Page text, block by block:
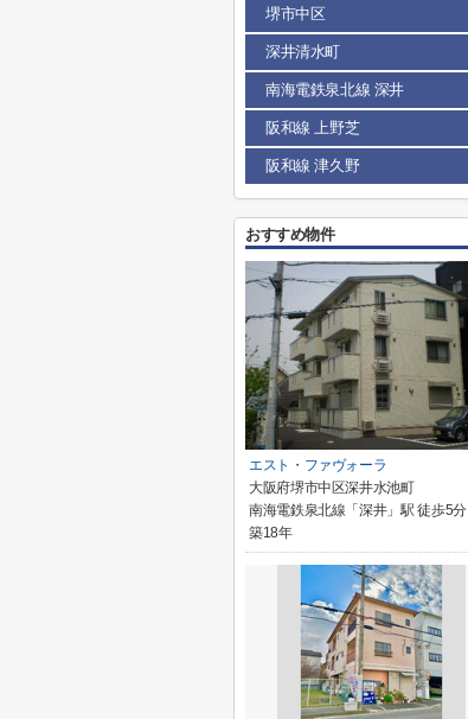
堺市中区
深井清水町
南海電鉄泉北線 深井
阪和線 上野芝
阪和線 津久野
おすすめ物件
エスト・ファヴォーラ
大阪府堺市中区深井水池町
南海電鉄泉北線「深井」駅 徒歩5分
築18年